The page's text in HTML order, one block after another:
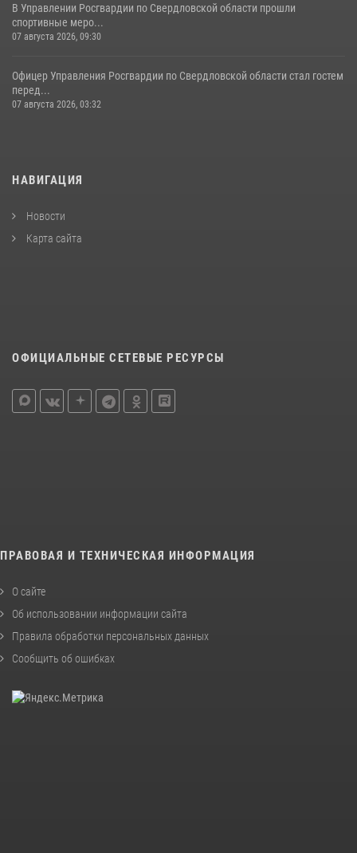
В Управлении Росгвардии по Свердловской области прошли
спортивные меро...
07 августа 2026, 09:30
Офицер Управления Росгвардии по Свердловской области стал гостем
перед...
07 августа 2026, 03:32
НАВИГАЦИЯ
Новости
Карта сайта
ОФИЦИАЛЬНЫЕ СЕТЕВЫЕ РЕСУРСЫ
ПРАВОВАЯ И ТЕХНИЧЕСКАЯ ИНФОРМАЦИЯ
О сайте
Об использовании информации сайта
Правила обработки персональных данных
Сообщить об ошибках